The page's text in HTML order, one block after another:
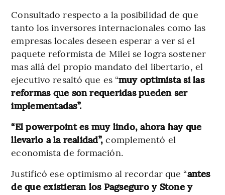
Consultado respecto a la posibilidad de que
tanto los inversores internacionales como las
empresas locales deseen esperar a ver si el
paquete reformista de Milei se logra sostener
mas allá del propio mandato del libertario, el
ejecutivo resaltó que es “muy optimista si las
reformas que son requeridas pueden ser
implementadas”.
“El powerpoint es muy lindo, ahora hay que
llevarlo a la realidad”,complementó el
economista de formación.
Justificó ese optimismo al recordar que “antes
de que existieran los Pagseguro y Stone y